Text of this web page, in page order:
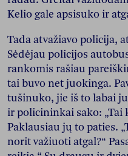
Kelio gale apsisuko ir
Tada atvažiavo policija,
Sėdėjau policijos
rankomis rašiau
tai buvo net juokinga.
tušinuko, jie iš to labai
ir policininkai sako: „Tai
Paklausiau jų to paties.
norit važiuoti atgal?“